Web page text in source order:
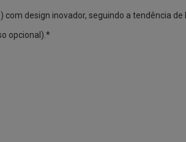
design inovador, seguindo a tendência de
opcional).*